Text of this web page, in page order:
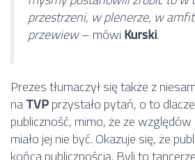
przestrzeni, w plenerze, w
przewiew– mówiKurski.
Prezes tłumaczył się także z
naTVPprzystało pytań, o to
publiczność, mimo, że ze
miało jej nie być. Okazuje się, że